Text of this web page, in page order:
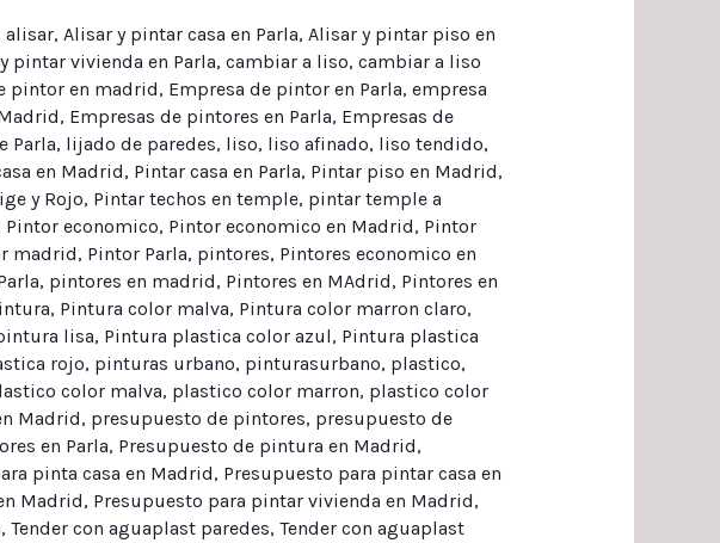
alisar, Alisar y pintar casa en Parla, Alisar y pintar piso en
pintar vivienda en Parla, cambiar a liso, cambiar a liso
pintor en madrid, Empresa de pintor en Parla, empresa
, Empresas de pintores en Parla, Empresas de
Parla, lijado de paredes, liso, liso afinado, liso tendido,
en Madrid, Pintar casa en Parla, Pintar piso en Madrid,
y Rojo, Pintar techos en temple, pintar temple a
Pintor economico, Pintor economico en Madrid, Pintor
madrid, Pintor Parla, pintores, Pintores economico en
, pintores en madrid, Pintores en MAdrid, Pintores en
, Pintura color malva, Pintura color marron claro,
lisa, Pintura plastica color azul, Pintura plastica
rojo, pinturas urbano, pinturasurbano, plastico,
color malva, plastico color marron, plastico color
Madrid, presupuesto de pintores, presupuesto de
en Parla, Presupuesto de pintura en Madrid,
pinta casa en Madrid, Presupuesto para pintar casa en
Madrid, Presupuesto para pintar vivienda en Madrid,
, Tender con aguaplast paredes, Tender con aguaplast